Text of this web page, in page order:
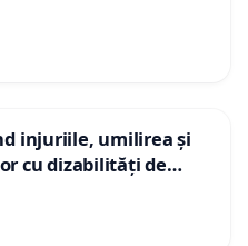
injuriile, umilirea și
cu dizabilități de